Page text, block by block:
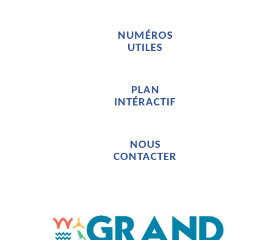
NUMÉROS
UTILES
PLAN
INTÉRACTIF
NOUS
CONTACTER